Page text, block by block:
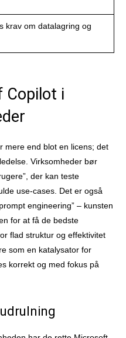
krav om datalagring og
Copilot i
mere end blot en licens; det
Virksomheder bør
der kan teste
use-cases. Det er også
engineering” – kunsten
for at få de bedste
flad struktur og effektivitet
som en katalysator for
korrekt og med fokus på